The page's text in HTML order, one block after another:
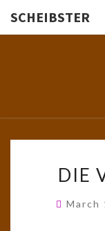
SCHEIBSTER
DIE
March